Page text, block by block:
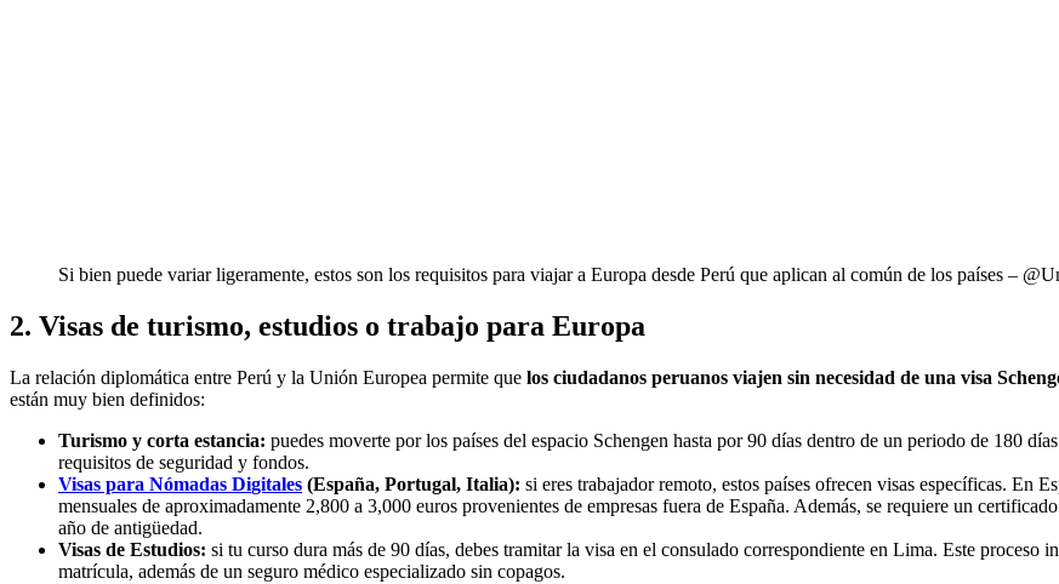
Si bien puede variar ligeramente, estos son los requisitos para viajar a Europa desde Perú que aplican al común de los países –
2. Visas de turismo, estudios o trabajo para Europa
La relación diplomática entre Perú y la Unión Europea permite que los ciudadanos peruanos viajen sin necesidad de una visa
están muy bien definidos:
Turismo y corta estancia: puedes moverte por los países del espacio Schengen hasta por 90 días dentro de un periodo de 180
requisitos de seguridad y fondos.
Visas para Nómadas Digitales (España, Portugal, Italia): si eres trabajador remoto, estos países ofrecen visas específicas. En
mensuales de aproximadamente 2,800 a 3,000 euros provenientes de empresas fuera de España. Además, se requiere un
año de antigüedad.
Visas de Estudios: si tu curso dura más de 90 días, debes tramitar la visa en el consulado correspondiente en Lima. Este proceso
matrícula, además de un seguro médico especializado sin copagos.